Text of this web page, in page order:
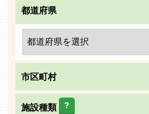
都道府県
市区町村
施設種類 ?